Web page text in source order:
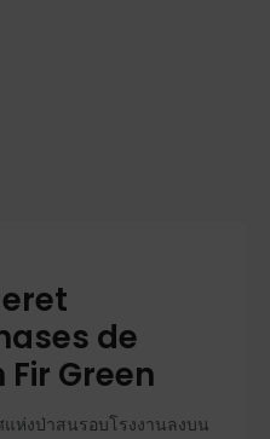
de
Fir Green
แห่งป่าสนรอบโรงงานลงบน